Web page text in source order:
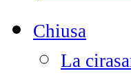
Chiusa
La